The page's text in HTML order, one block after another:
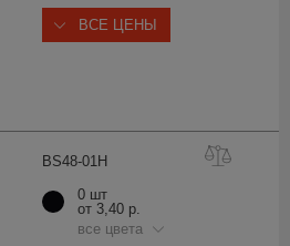
ВСЕ ЦЕНЫ
BS48-01H
0 шт
от 3,40 р.
все цвета